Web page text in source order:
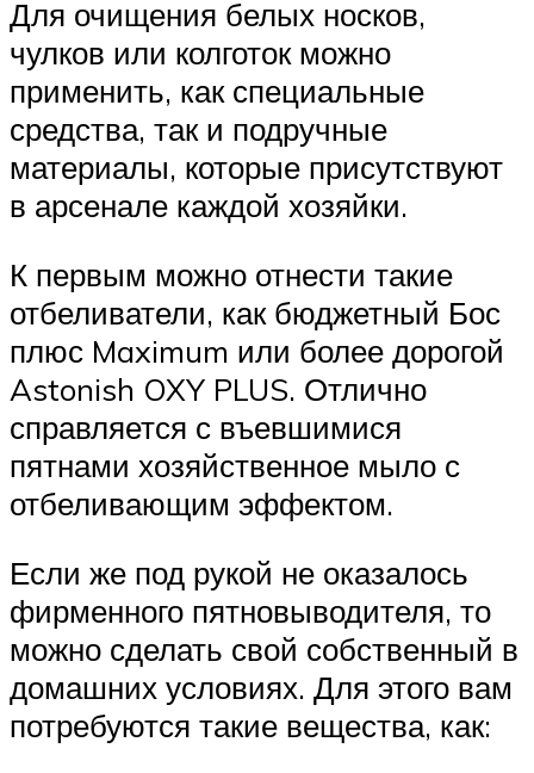
Для очищения белых носков,
чулков или колготок можно
применить, как специальные
средства, так и подручные
материалы, которые присутствуют
в арсенале каждой хозяйки.
К первым можно отнести такие
отбеливатели, как бюджетный Бос
плюс Maximum или более дорогой
Astonish OXY PLUS. Отлично
справляется с въевшимися
пятнами хозяйственное мыло с
отбеливающим эффектом.
Если же под рукой не оказалось
фирменного пятновыводителя, то
можно сделать свой собственный в
домашних условиях. Для этого вам
потребуются такие вещества, как: